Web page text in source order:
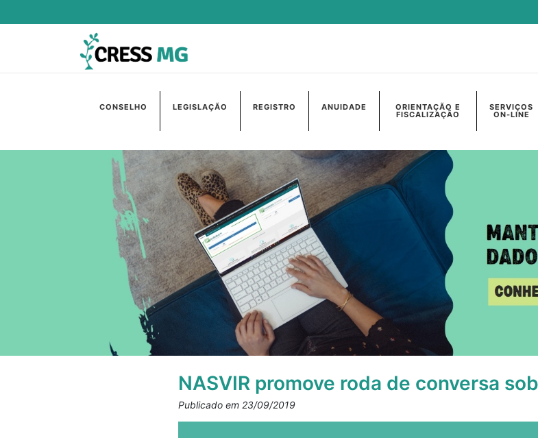
CONSELHO LEGISLAÇÃO REGISTRO ANUIDADE ORIENTAÇÃO E
FISCALIZAÇÃO
SERVIÇOS
ON-LINE
NASVIR promove roda de conversa
Publicado em 23/09/2019